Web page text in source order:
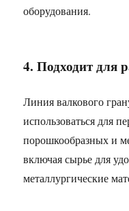
оборудования.
4. Подходит для
Линия валкового
использоваться для
порошкообразных и
включая сырье для
металлургические